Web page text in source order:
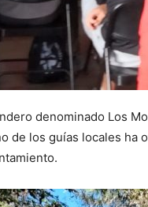
denominado Los
de los guías locales